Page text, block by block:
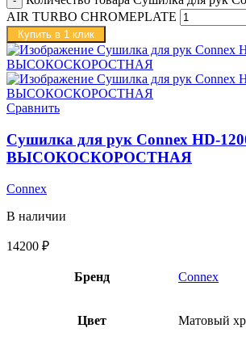
AIR TURBO CHROMEPLATE
Купить в 1 клик
Сравнить
Сушилка для рук Connex HD-
ВЫСОКОСКОРОСТНАЯ
Connex
В наличии
14200 ₽
Бренд Connex
Цвет Матовый